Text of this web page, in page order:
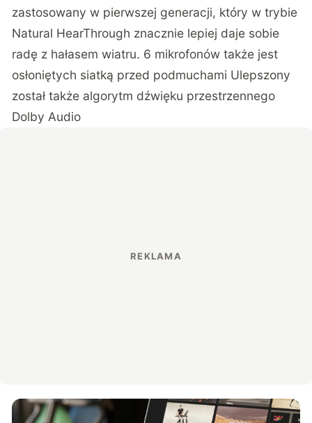
zastosowany w pierwszej generacji, który w trybie
Natural HearThrough znacznie lepiej daje sobie
radę z hałasem wiatru. 6 mikrofonów także jest
osłoniętych siatką przed podmuchami Ulepszony
został także algorytm dźwięku przestrzennego
Dolby Audio